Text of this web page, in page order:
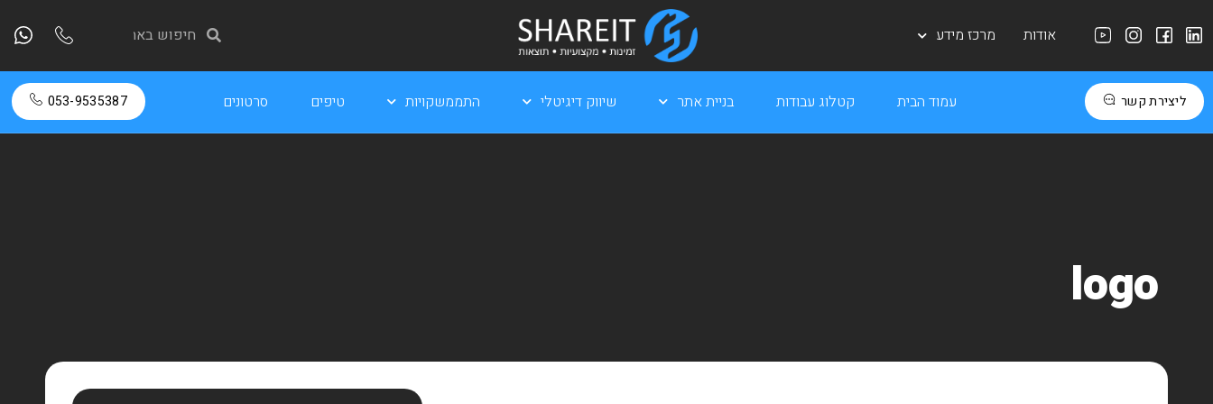
אודות מרכז מידע
ליצירת קשר עמוד הבית קטלוג עבודות בניית אתר שיווק דיגיטלי התממשקויות טיפים סרטונים 053-9535387
logo